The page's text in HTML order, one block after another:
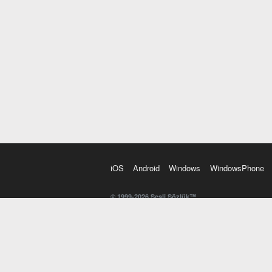
iOS Android Windows WindowsPhone
© 1999-2026 Sesli Sözlük™